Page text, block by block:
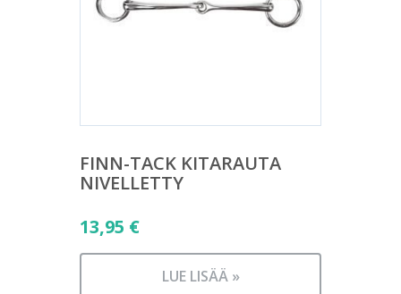
FINN-TACK KITARAUTA
NIVELLETTY
13,95 €
LUE LISÄÄ »